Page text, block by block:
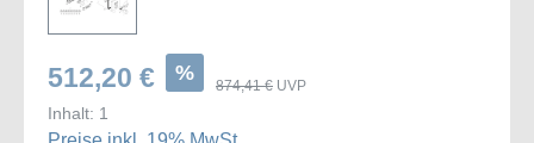
512,20 € %
874,41 € UVP
Inhalt: 1